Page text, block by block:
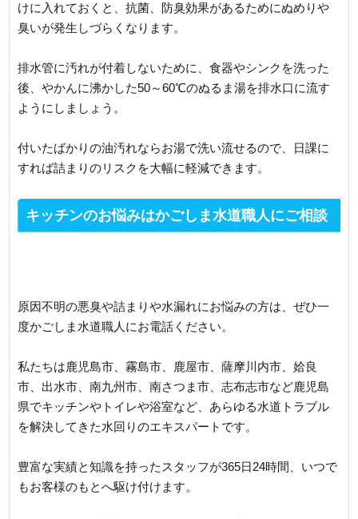
けに入れておくと、抗菌、防臭効果があるためにぬめりや
臭いが発生しづらくなります。
排水管に汚れが付着しないために、食器やシンクを洗った
後、やかんに沸かした50～60℃のぬるま湯を排水口に流す
ようにしましょう。
付いたばかりの油汚れならお湯で洗い流せるので、日課に
すれば詰まりのリスクを大幅に軽減できます。
キッチンのお悩みはかごしま水道職人にご相談
原因不明の悪臭や詰まりや水漏れにお悩みの方は、ぜひ一
度かごしま水道職人にお電話ください。
私たちは鹿児島市、霧島市、鹿屋市、薩摩川内市、姶良
市、出水市、南九州市、南さつま市、志布志市など鹿児島
県でキッチンやトイレや浴室など、あらゆる水道トラブル
を解決してきた水回りのエキスパートです。
豊富な実績と知識を持ったスタッフが365日24時間、いつで
もお客様のもとへ駆け付けます。